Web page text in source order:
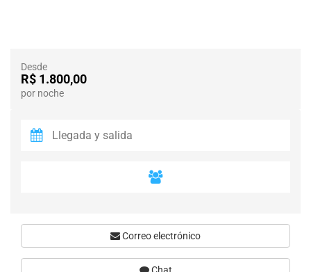
Desde
R$ 1.800,00
por noche
Correo electrónico